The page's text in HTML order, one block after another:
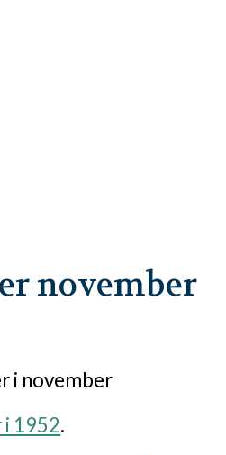
november
i november
i 1952.